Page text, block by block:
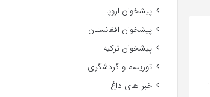
پیشخوان اروپا
پیشخوان افغانستان
پیشخوان ترکیه
توریسم و گردشگری
خبر های داغ